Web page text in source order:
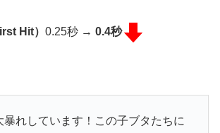
Hit）0.25秒 →0.4秒
暴れしています！この子ブタたちに